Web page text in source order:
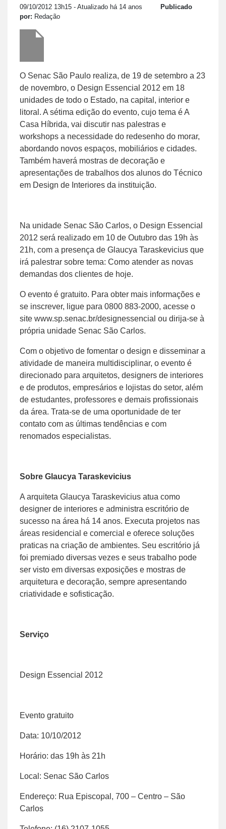
09/10/2012 13h15 - Atualizado há 14 anos
Publicado
por: Redação
O Senac São Paulo realiza, de 19 de setembro a 23
de novembro, o Design Essencial 2012 em 18
unidades de todo o Estado, na capital, interior e
litoral. A sétima edição do evento, cujo tema é A
Casa Híbrida, vai discutir nas palestras e
workshops a necessidade do redesenho do morar,
abordando novos espaços, mobiliários e cidades.
Também haverá mostras de decoração e
apresentações de trabalhos dos alunos do Técnico
em Design de Interiores da instituição.
Na unidade Senac São Carlos, o Design Essencial
2012 será realizado em 10 de Outubro das 19h às
21h, com a presença de Glaucya Taraskevicius que
irá palestrar sobre tema: Como atender as novas
demandas dos clientes de hoje.
O evento é gratuito. Para obter mais informações e
se inscrever, ligue para 0800 883-2000, acesse o
site www.sp.senac.br/designessencial ou dirija-se à
própria unidade Senac São Carlos.
Com o objetivo de fomentar o design e disseminar a
atividade de maneira multidisciplinar, o evento é
direcionado para arquitetos, designers de interiores
e de produtos, empresários e lojistas do setor, além
de estudantes, professores e demais profissionais
da área. Trata-se de uma oportunidade de ter
contato com as últimas tendências e com
renomados especialistas.
Sobre Glaucya Taraskevicius
A arquiteta Glaucya Taraskevicius atua como
designer de interiores e administra escritório de
sucesso na área há 14 anos. Executa projetos nas
áreas residencial e comercial e oferece soluções
praticas na criação de ambientes. Seu escritório já
foi premiado diversas vezes e seus trabalho pode
ser visto em diversas exposições e mostras de
arquitetura e decoração, sempre apresentando
criatividade e sofisticação.
Serviço
Design Essencial 2012
Evento gratuito
Data: 10/10/2012
Horário: das 19h às 21h
Local: Senac São Carlos
Endereço: Rua Episcopal, 700 – Centro – São
Carlos